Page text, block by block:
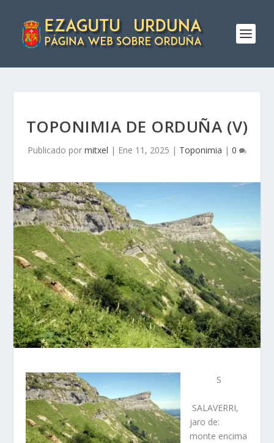
TOPONIMIA DE ORDUÑA (V)
Publicado por mitxel | Ene 11, 2025 | Toponimia | 0
S
SALAVERRI,
jaro de:
monte encima